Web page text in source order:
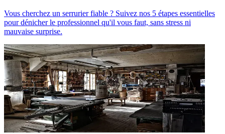
Vous cherchez un serrurier fiable ? Suivez nos 5 étapes essentielles
pour dénicher le professionnel qu'il vous faut, sans stress ni
mauvaise surprise.